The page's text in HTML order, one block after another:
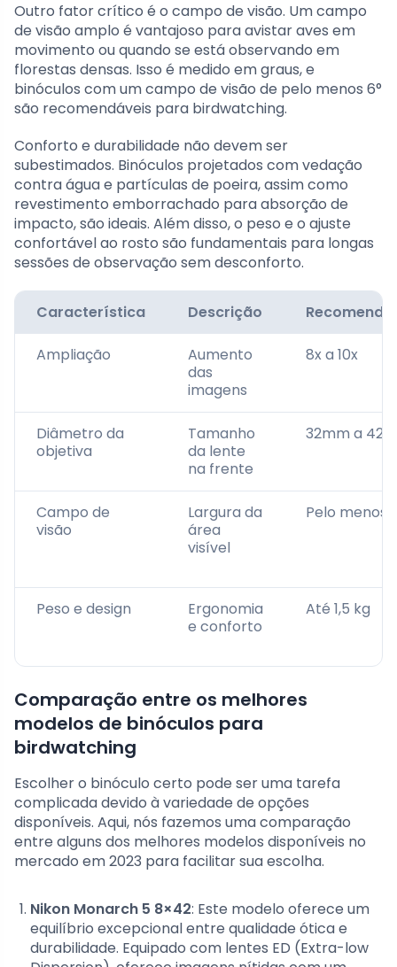
Outro fator crítico é o campo de visão. Um campo
de visão amplo é vantajoso para avistar aves em
movimento ou quando se está observando em
florestas densas. Isso é medido em graus, e
binóculos com um campo de visão de pelo menos 6°
são recomendáveis para birdwatching.
Conforto e durabilidade não devem ser
subestimados. Binóculos projetados com vedação
contra água e partículas de poeira, assim como
revestimento emborrachado para absorção de
impacto, são ideais. Além disso, o peso e o ajuste
confortável ao rosto são fundamentais para longas
sessões de observação sem desconforto.
Característica Descrição
Ampliação
Aumento
das
imagens
8x a 10x
Diâmetro da
objetiva
Tamanho
da lente
na frente
32mm a
Campo de
visão
Largura da
área
visível
Pelo menos
Peso e design
Ergonomia
e conforto
Até 1,5 kg
Comparação entre os melhores
modelos de binóculos para
birdwatching
Escolher o binóculo certo pode ser uma tarefa
complicada devido à variedade de opções
disponíveis. Aqui, nós fazemos uma comparação
entre alguns dos melhores modelos disponíveis no
mercado em 2023 para facilitar sua escolha.
Nikon Monarch 5 8×42: Este modelo oferece um
equilíbrio excepcional entre qualidade ótica e
durabilidade. Equipado com lentes ED (Extra-low